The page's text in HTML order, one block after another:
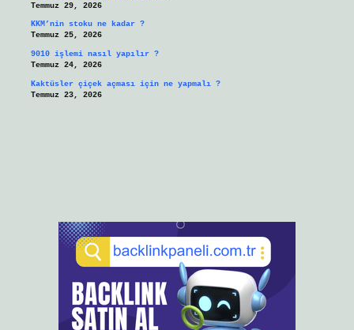
Temmuz 29, 2026
KKM’nin stoku ne kadar ?
Temmuz 25, 2026
9010 işlemi nasıl yapılır ?
Temmuz 24, 2026
Kaktüsler çiçek açması için ne yapmalı ?
Temmuz 23, 2026